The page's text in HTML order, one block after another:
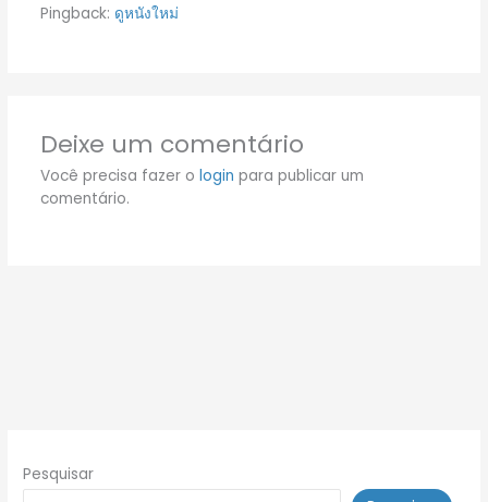
Pingback: ดูหนังใหม่
Deixe um comentário
Você precisa fazer o login para publicar um
comentário.
Pesquisar